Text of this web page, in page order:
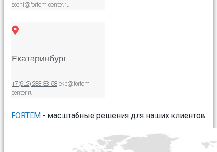
sochi@fortem-center.ru
Екатеринбург
+7(912) 233-33-58 ekb@fortem-
center.ru
FORTEM - масштабные решения для наших клиентов